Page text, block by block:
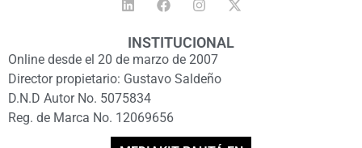
INSTITUCIONAL
Online desde el 20 de marzo de 2007
Director propietario: Gustavo Saldeño
D.N.D Autor No. 5075834
Reg. de Marca No. 12069656